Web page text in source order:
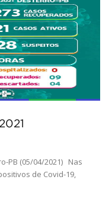
PB (05/04/2021) Nas
de Covid-19,